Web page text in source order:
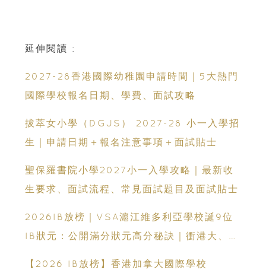
延伸閱讀 :
2027-28香港國際幼稚園申請時間｜5大熱門
國際學校報名日期、學費、面試攻略
拔萃女小學（DGJS） 2027-28 小一入學招
生｜申請日期＋報名注意事項＋面試貼士
聖保羅書院小學2027小一入學攻略｜最新收
生要求、面試流程、常見面試題目及面試貼士
2026IB放榜｜VSA滬江維多利亞學校誕9位
IB狀元：公開滿分狀元高分秘訣｜衝港大、帝
【2026 IB放榜】香港加拿大國際學校